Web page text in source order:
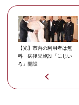
【光】市内の利用者は無
料 病後児施設「にじい
ろ」開設